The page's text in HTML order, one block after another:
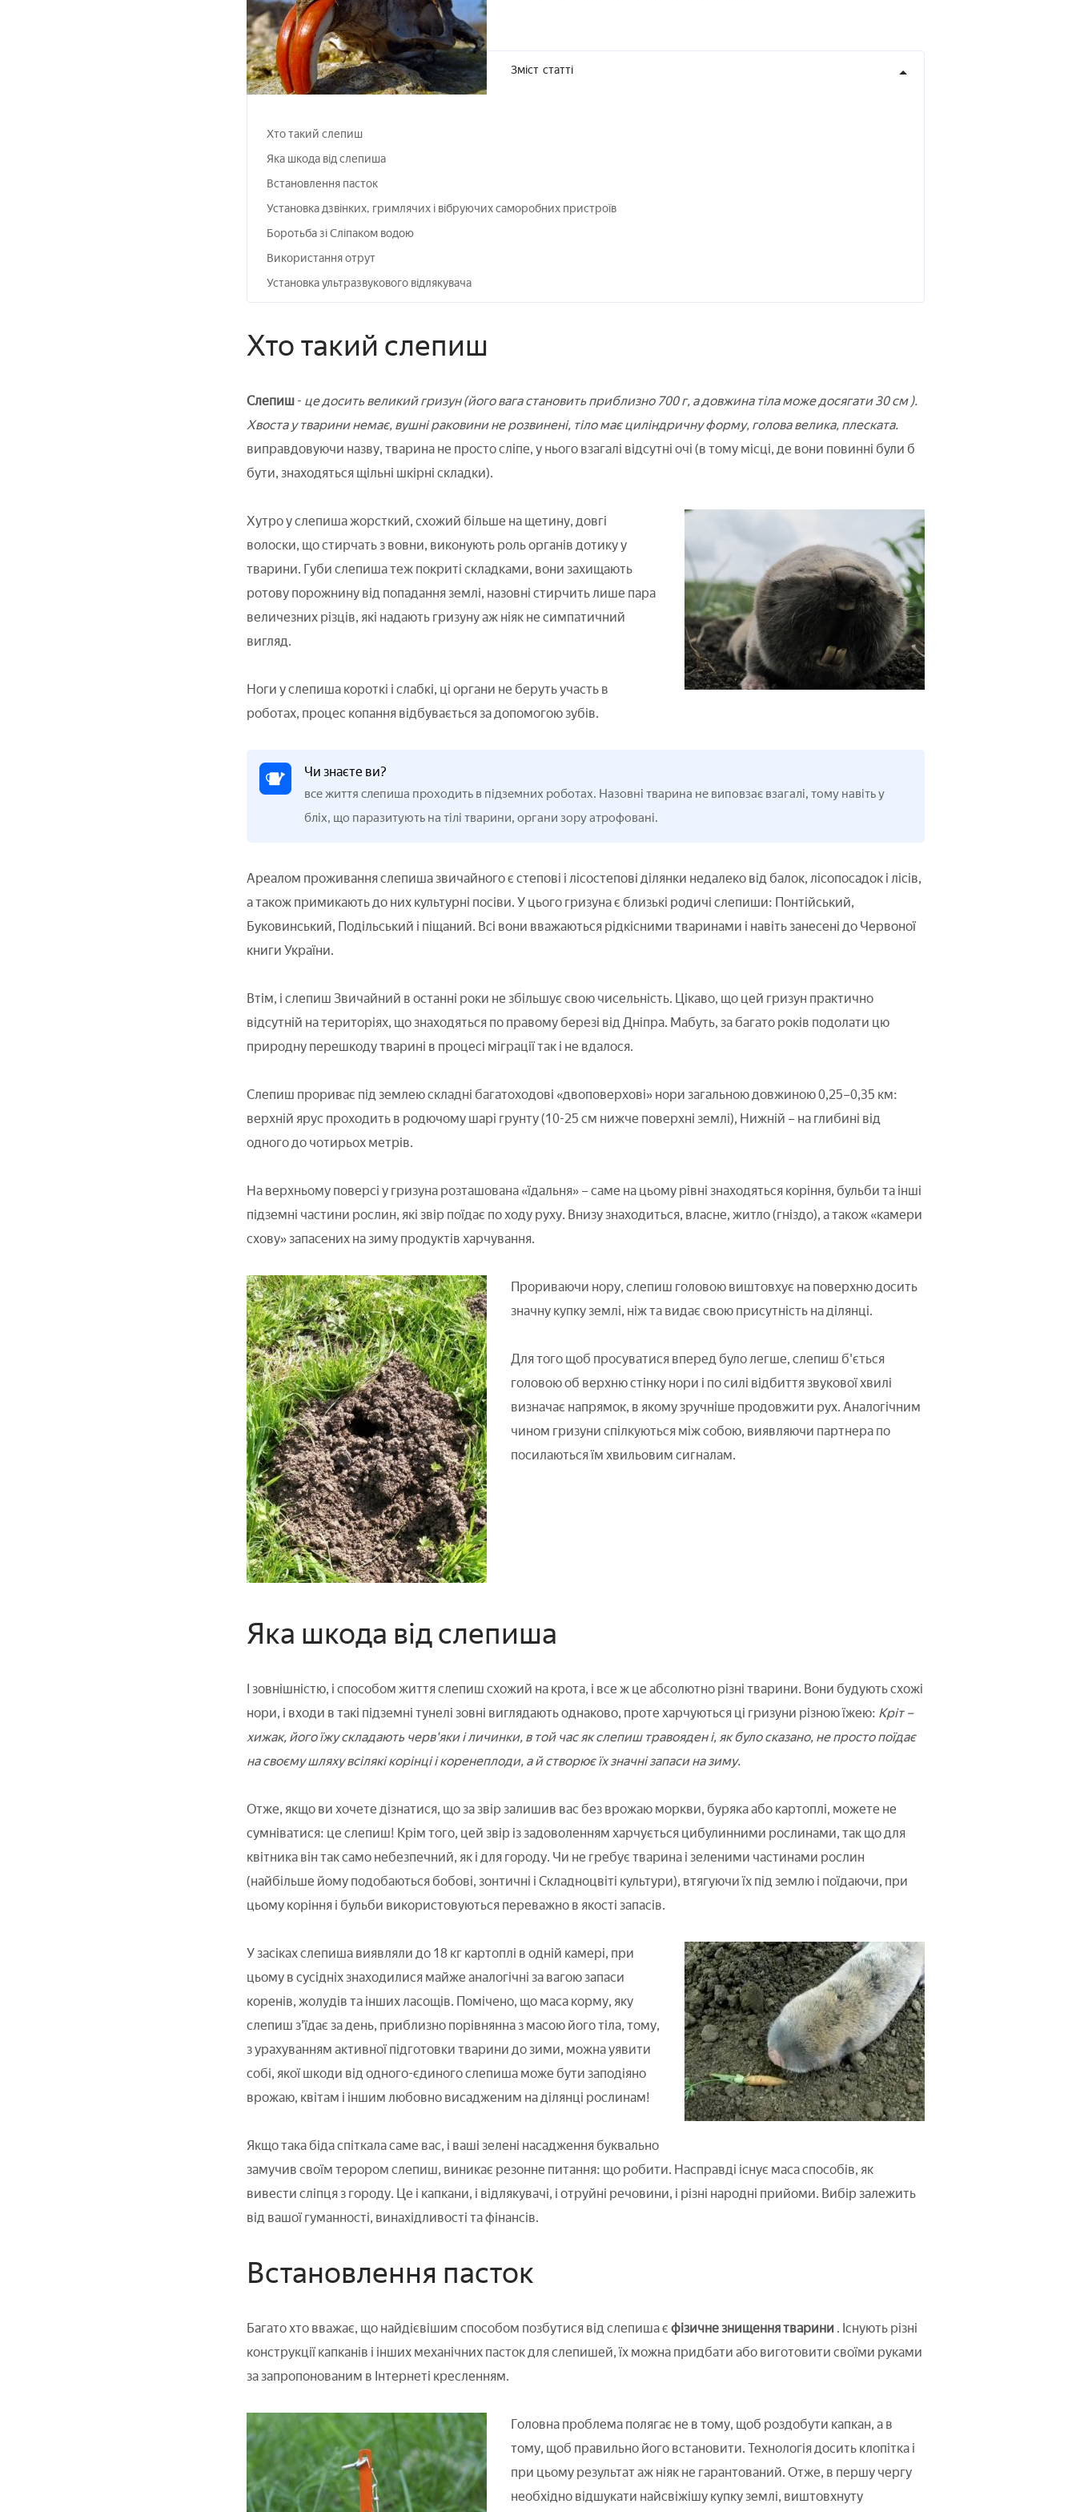
Зміст статті
Хто такий слепиш
Яка шкода від слепиша
Встановлення пасток
Установка дзвінких, гримлячих і вібруючих саморобних пристроїв
Боротьба зі Сліпаком водою
Використання отрут
Установка ультразвукового відлякувача
Хто такий слепиш
Слепиш- це досить великий гризун (його вага становить приблизно 700 г, а довжина тіла може досягати 30 см ).
Хвоста у тварини немає, вушні раковини не розвинені, тіло має циліндричну форму, голова велика, плеската.
виправдовуючи назву, тварина не просто сліпе, у нього взагалі відсутні очі (в тому місці, де вони повинні були б
бути, знаходяться щільні шкірні складки).
Хутро у слепиша жорсткий, схожий більше на щетину, довгі
волоски, що стирчать з вовни, виконують роль органів дотику у
тварини. Губи слепиша теж покриті складками, вони захищають
ротову порожнину від попадання землі, назовні стирчить лише пара
величезних різців, які надають гризуну аж ніяк не симпатичний
вигляд.
Ноги у слепиша короткі і слабкі, ці органи не беруть участь в
роботах, процес копання відбувається за допомогою зубів.
Чи знаєте ви?
все життя слепиша проходить в підземних роботах. Назовні тварина не виповзає взагалі, тому навіть у
бліх, що паразитують на тілі тварини, органи зору атрофовані.
Ареалом проживання слепиша звичайного є степові і лісостепові ділянки недалеко від балок, лісопосадок і лісів,
а також примикають до них культурні посіви. У цього гризуна є близькі родичі слепиши: Понтійський,
Буковинський, Подільський і піщаний. Всі вони вважаються рідкісними тваринами і навіть занесені до Червоної
книги України.
Втім, і слепиш Звичайний в останні роки не збільшує свою чисельність. Цікаво, що цей гризун практично
відсутній на територіях, що знаходяться по правому березі від Дніпра. Мабуть, за багато років подолати цю
природну перешкоду тварині в процесі міграції так і не вдалося.
Слепиш прориває під землею складні багатоходові «двоповерхові» нори загальною довжиною 0,25–0,35 км:
верхній ярус проходить в родючому шарі грунту (10-25 см нижче поверхні землі), Нижній – на глибині від
одного до чотирьох метрів.
На верхньому поверсі у гризуна розташована «їдальня» – саме на цьому рівні знаходяться коріння, бульби та інші
підземні частини рослин, які звір поїдає по ходу руху. Внизу знаходиться, власне, житло (гніздо), а також «камери
схову» запасених на зиму продуктів харчування.
Прориваючи нору, слепиш головою виштовхує на поверхню досить
значну купку землі, ніж та видає свою присутність на ділянці.
Для того щоб просуватися вперед було легше, слепиш б'ється
головою об верхню стінку нори і по силі відбиття звукової хвилі
визначає напрямок, в якому зручніше продовжити рух. Аналогічним
чином гризуни спілкуються між собою, виявляючи партнера по
посилаються їм хвильовим сигналам.
Яка шкода від слепиша
І зовнішністю, і способом життя слепиш схожий на крота, і все ж це абсолютно різні тварини. Вони будують схожі
нори, і входи в такі підземні тунелі зовні виглядають однаково, проте харчуються ці гризуни різною їжею: Кріт –
хижак, його їжу складають черв'яки і личинки, в той час як слепиш травояден і, як було сказано, не просто поїдає
на своєму шляху всілякі корінці і коренеплоди, а й створює їх значні запаси на зиму.
Отже, якщо ви хочете дізнатися, що за звір залишив вас без врожаю моркви, буряка або картоплі, можете не
сумніватися: це слепиш! Крім того, цей звір із задоволенням харчується цибулинними рослинами, так що для
квітника він так само небезпечний, як і для городу. Чи не гребує тварина і зеленими частинами рослин
(найбільше йому подобаються бобові, зонтичні і Складноцвіті культури), втягуючи їх під землю і поїдаючи, при
цьому коріння і бульби використовуються переважно в якості запасів.
У засіках слепиша виявляли до 18 кг картоплі в одній камері, при
цьому в сусідніх знаходилися майже аналогічні за вагою запаси
коренів, жолудів та інших ласощів. Помічено, що маса корму, яку
слепиш з'їдає за день, приблизно порівнянна з масою його тіла, тому,
з урахуванням активної підготовки тварини до зими, можна уявити
собі, якої шкоди від одного-єдиного слепиша може бути заподіяно
врожаю, квітам і іншим любовно висадженим на ділянці рослинам!
Якщо така біда спіткала саме вас, і ваші зелені насадження буквально
замучив своїм терором слепиш, виникає резонне питання: що робити. Насправді існує маса способів, як
вивести сліпця з городу. Це і капкани, і відлякувачі, і отруйні речовини, і різні народні прийоми. Вибір залежить
від вашої гуманності, винахідливості та фінансів.
Встановлення пасток
Багато хто вважає, що найдієвішим способом позбутися від слепиша є фізичне знищення тварини . Існують різні
конструкції капканів і інших механічних пасток для слепишей, їх можна придбати або виготовити своїми руками
за запропонованим в Інтернеті кресленням.
Головна проблема полягає не в тому, щоб роздобути капкан, а в
тому, щоб правильно його встановити. Технологія досить клопітка і
при цьому результат аж ніяк не гарантований. Отже, в першу чергу
необхідно відшукати найсвіжішу купку землі, виштовхнуту